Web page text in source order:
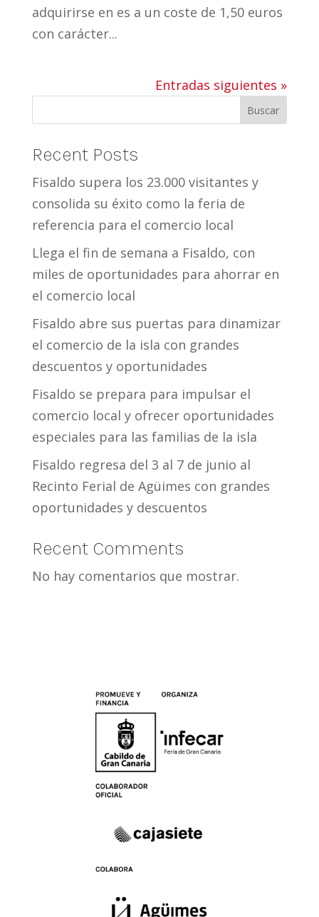
adquirirse en es a un coste de 1,50 euros
con carácter...
Entradas siguientes »
Buscar
Recent Posts
Fisaldo supera los 23.000 visitantes y
consolida su éxito como la feria de
referencia para el comercio local
Llega el fin de semana a Fisaldo, con
miles de oportunidades para ahorrar en
el comercio local
Fisaldo abre sus puertas para dinamizar
el comercio de la isla con grandes
descuentos y oportunidades
Fisaldo se prepara para impulsar el
comercio local y ofrecer oportunidades
especiales para las familias de la isla
Fisaldo regresa del 3 al 7 de junio al
Recinto Ferial de Agüimes con grandes
oportunidades y descuentos
Recent Comments
No hay comentarios que mostrar.